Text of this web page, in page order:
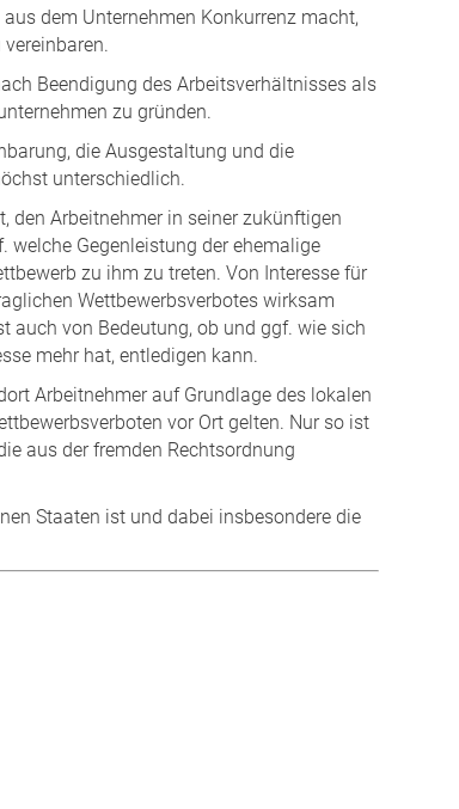
dem Unternehmen Konkurrenz macht,
Beendigung des Arbeitsverhältnisses als
zu gründen.
die Ausgestaltung und die
unterschiedlich.
den Arbeitnehmer in seiner zukünftigen
welche Gegenleistung der ehemalige
zu ihm zu treten. Von Interesse für
Wettbewerbsverbotes wirksam
auch von Bedeutung, ob und ggf. wie sich
mehr hat, entledigen kann.
Arbeitnehmer auf Grundlage des lokalen
vor Ort gelten. Nur so ist
aus der fremden Rechtsordnung
Staaten ist und dabei insbesondere die